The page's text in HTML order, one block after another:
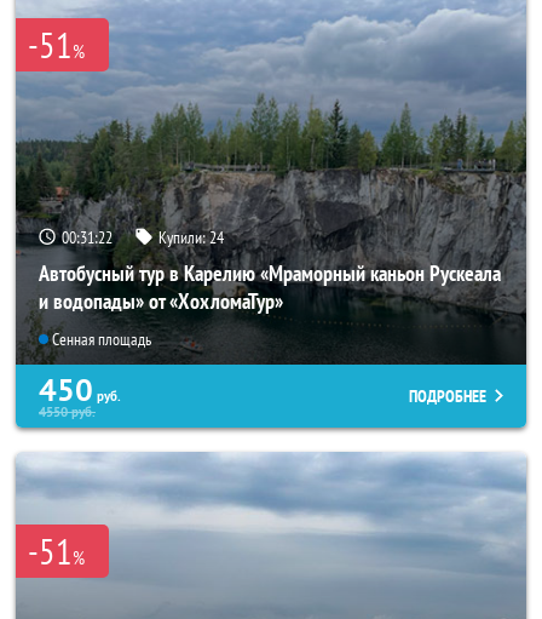
-51%
00:31:21 Купили:24
Автобусный тур в Карелию «Мраморный каньон Рускеала
и водопады» от «ХохломаТур»
Сенная площадь
450 руб.
4550руб.
ПОДРОБНЕЕ
-51%